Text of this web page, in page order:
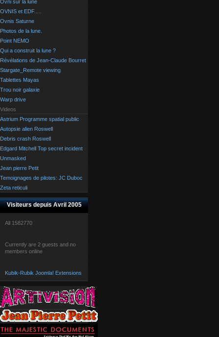
Ovni sur la lune
OVNIS et EDF.....
Ovnis Saturne
Photos de la lune.
Point NEMO
Qui a construit la lune ?
Révélations de Jean-Claude Bourret
Stargate_Remote viewing
Tablettes Mayas
Trou noir galaxie
Warp drive
Videos
Astrium Programme spatial public
Autopsie alien Roswell
Debris crash Roswell
Edgard Mitchell Top secret incident
Unmasked
Jean pierre Petit
Temoignages de pilotes: JC Duboc
Zeta reticuli
Visiteurs depuis Avril 2005
All 1582770
Currently are 2 guests and no
members online
Kubik-Rubik Joomla! Extensions